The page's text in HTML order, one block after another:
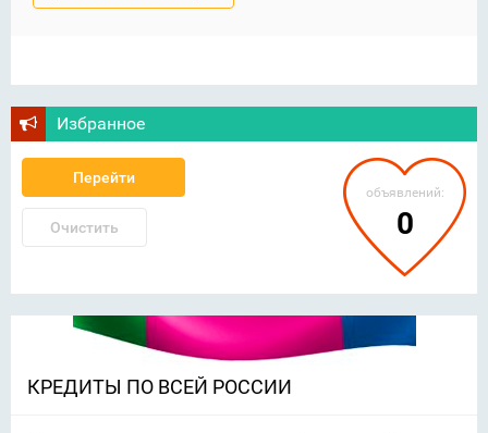
Избранное
Перейти
Очистить
объявлений:
0
КРЕДИТЫ ПО ВСЕЙ РОССИИ